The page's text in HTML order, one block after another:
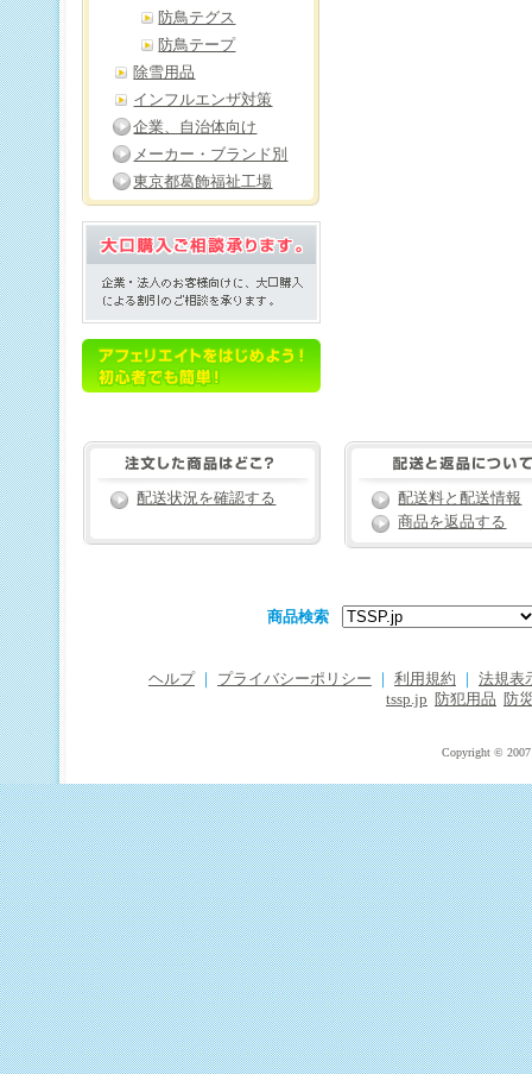
防鳥テグス
防鳥テープ
除雪用品
インフルエンザ対策
企業、自治体向け
メーカー・ブランド別
東京都葛飾福祉工場
配送状況を確認する
配送料と配送情報
商品を返品する
商品検索
ヘルプ プライバシーポリシー 利用規約
法規表
tssp.jp
防犯用品 防
Copyright © 2007